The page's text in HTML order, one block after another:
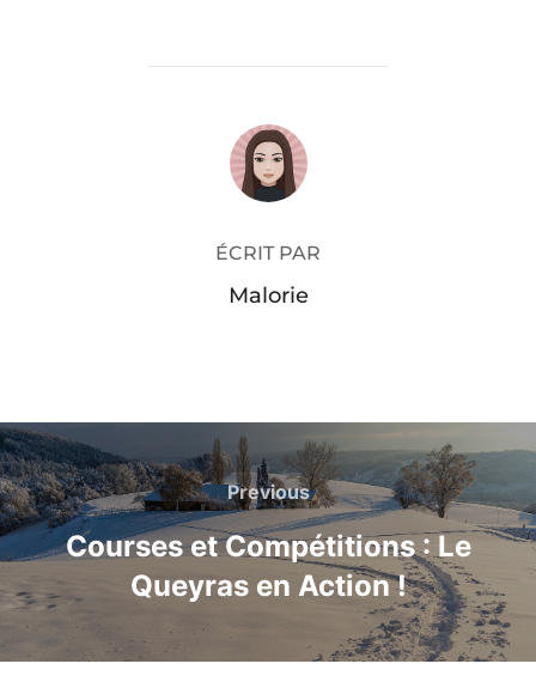
AUTEUR DE LA PUBLICATION
ÉCRIT PAR
Malorie
Previous
Courses et Compétitions : Le
Queyras en Action !